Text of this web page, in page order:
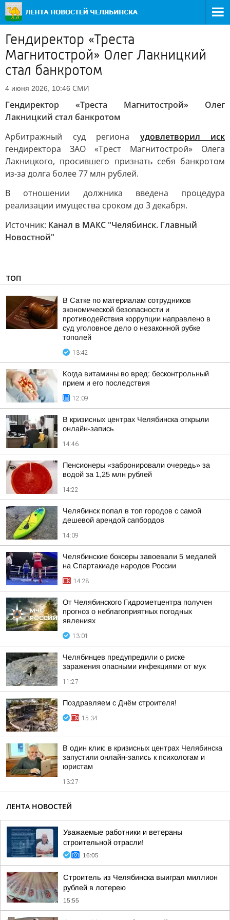
Гендиректор «Треста
Магнитострой» Олег Лакницкий
стал банкротом
4 июня 2026, 10:46 СМИ
Гендиректор «Треста Магнитострой» Олег
Лакницкий стал банкротом
Арбитражный суд региона удовлетворил иск
гендиректора ЗАО «Трест Магнитострой» Олега
Лакницкого, просившего признать себя банкротом
из-за долга более 77 млн рублей.
В отношении должника введена процедура
реализации имущества сроком до 3 декабря.
Источник: Канал в МАКС "Челябинск. Главный
Новостной"
ТОП
В Сатке по материалам сотрудников
экономической безопасности и
противодействия коррупции направлено в
суд уголовное дело о незаконной рубке
тополей
13:42
Когда витамины во вред: бесконтрольный
прием и его последствия
12:09
В кризисных центрах Челябинска открыли
онлайн-запись
14:46
Пенсионеры «забронировали очередь» за
водой за 1,25 млн рублей
14:22
Челябинск попал в топ городов с самой
дешевой арендой сапбордов
14:09
Челябинские боксеры завоевали 5 медалей
на Спартакиаде народов России
14:28
От Челябинского Гидрометцентра получен
прогноз о неблагоприятных погодных
явлениях
13:01
Челябинцев предупредили о риске
заражения опасными инфекциями от мух
11:27
Поздравляем с Днём строителя!
15:34
В один клик: в кризисных центрах Челябинска
запустили онлайн-запись к психологам и
юристам
13:27
ЛЕНТА НОВОСТЕЙ
Уважаемые работники и ветераны
строительной отрасли!
16:05
Строитель из Челябинска выиграл миллион
рублей в лотерею
15:55